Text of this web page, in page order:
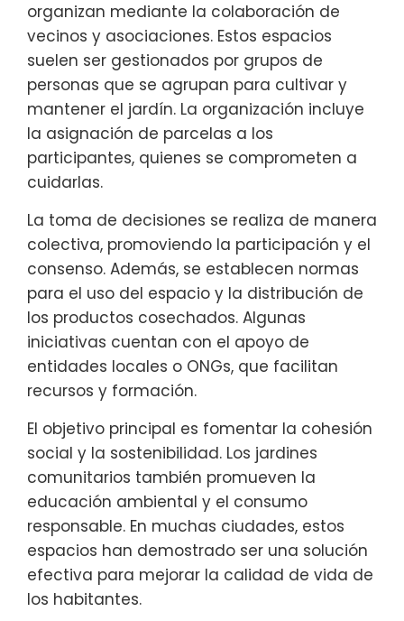
organizan mediante la colaboración de
vecinos y asociaciones. Estos espacios
suelen ser gestionados por grupos de
personas que se agrupan para cultivar y
mantener el jardín. La organización incluye
la asignación de parcelas a los
participantes, quienes se comprometen a
cuidarlas.
La toma de decisiones se realiza de manera
colectiva, promoviendo la participación y el
consenso. Además, se establecen normas
para el uso del espacio y la distribución de
los productos cosechados. Algunas
iniciativas cuentan con el apoyo de
entidades locales o ONGs, que facilitan
recursos y formación.
El objetivo principal es fomentar la cohesión
social y la sostenibilidad. Los jardines
comunitarios también promueven la
educación ambiental y el consumo
responsable. En muchas ciudades, estos
espacios han demostrado ser una solución
efectiva para mejorar la calidad de vida de
los habitantes.